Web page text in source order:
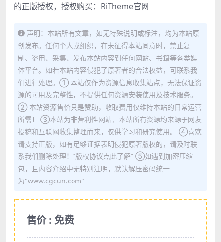
的正版授权，授权购买： RiTheme官网
声明：本站所有文章，如无特殊说明或标注，均为本站原
创发布。任何个人或组织，在未征得本站同意时，禁止复
制、盗用、采集、发布本站内容到任何网站、书籍等各类媒
体平台。如若本站内容侵犯了原著者的合法权益，可联系我
们进行处理。① 本站仅作为资源信息收集站点，无法保证资
源的可用及完整性，不提供任何资源安装使用及技术服务。
② 本站资源售价只是赞助，收取费用仅维持本站的日常运营
所需！ ③本站为非营利性网站，本站所有资源均来源于网友
投稿和互联网收集整理而来，仅供学习和研究使用。 ④喜欢
请支持正版，如有足够证据表明侵犯原著版权的，请及时联
系我们删除处理！“版权协议点此了解” ⑤如遇到加密压缩
包，且内容介绍中无特别注明，默认解压密码统一
为"www.cgcun.com"
售价 : 免费